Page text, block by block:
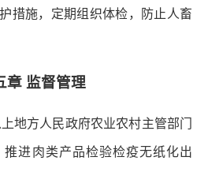
措施，定期组织体检，防止人畜
章 监督管理
地方人民政府农业农村主管部门
进肉类产品检验检疫无纸化出